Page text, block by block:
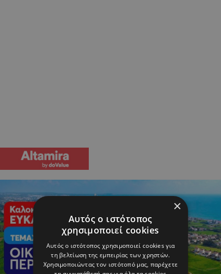
×
Αυτός ο ιστότοπος
χρησιμοποιεί cookies
Αυτός ο ιστότοπος χρησιμοποιεί cookies για
τη βελτίωση της εμπειρίας των χρηστών.
Χρησιμοποιώντας τον ιστότοπό μας, παρέχετε